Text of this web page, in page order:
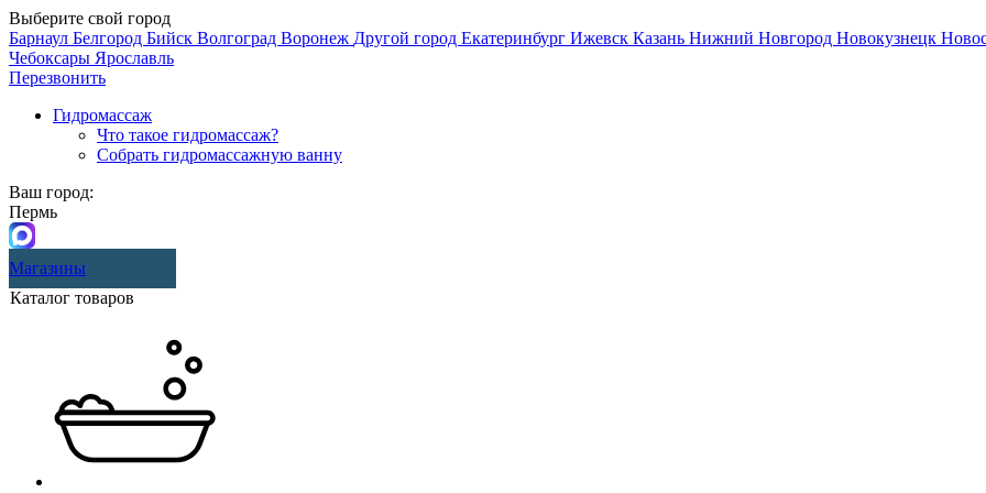
Выберите свой город
Барнаул Белгород Бийск Волгоград Воронеж Другой город Екатеринбург Ижевск Казань Нижний Новгород Новокузнецк
Чебоксары Ярославль
Перезвонить
Гидромассаж
Что такое гидромассаж?
Собрать гидромассажную ванну
Ваш город:
Пермь
Магазины
Каталог товаров